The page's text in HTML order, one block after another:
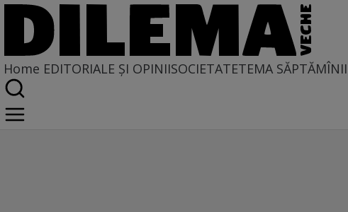
Home EDITORIALE ȘI OPINIISOCIETATETEMA SĂPTĂMÎNII